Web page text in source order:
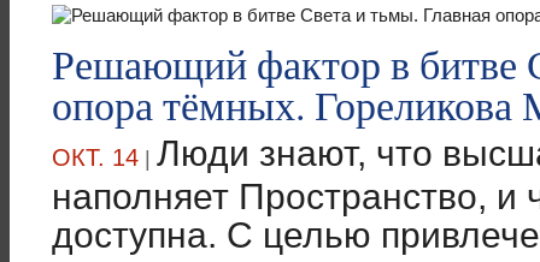
Решающий фактор в битве
опора тёмных.
ОКТ. 14 | Люди знают, что
наполняет Пространство, и
доступна. С целью